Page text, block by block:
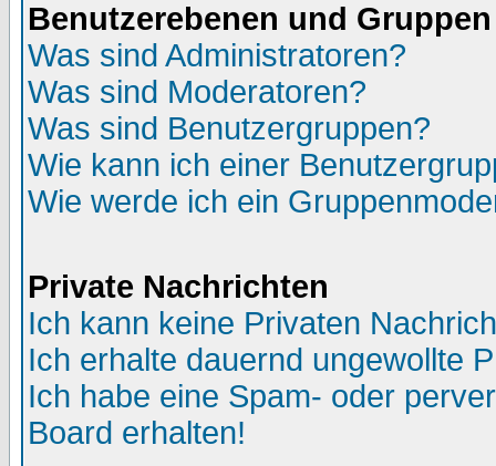
Benutzerebenen und Gruppen
Was sind Administratoren?
Was sind Moderatoren?
Was sind Benutzergruppen?
Wie kann ich einer
Wie werde ich ein
Private Nachrichten
Ich kann keine Privaten
Ich erhalte dauernd ungewollte
Ich habe eine Spam- oder
Board erhalten!